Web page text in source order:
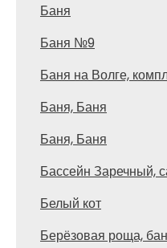
Баня
Баня №9
Баня на Волге,
Баня, Баня
Баня, Баня
Бассейн Заречный,
Белый кот
Берёзовая роща,